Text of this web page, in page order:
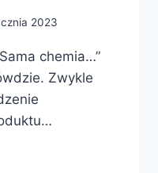
2023
chemia…”
Zwykle